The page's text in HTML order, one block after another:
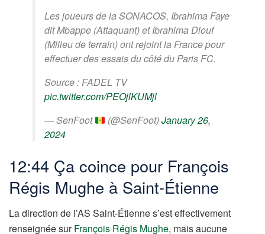
Les joueurs de la SONACOS, Ibrahima Faye
dit Mbappe (Attaquant) et Ibrahima Diouf
(Milieu de terrain) ont rejoint la France pour
effectuer des essais du côté du Paris FC.
Source : FADEL TV
pic.twitter.com/PEOjlKUMjl
— SenFoot
(@SenFoot)January 26,
2024
12:44 Ça coince pour François
Régis Mughe à Saint-Étienne
La direction de l’AS Saint-Étienne s’est effectivement
renseignée surFrançois Régis Mughe, mais aucune